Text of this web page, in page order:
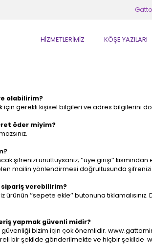
HİZMETLERİMİZ KÖŞE YAZILARI
olabilirim?
için gerekli kişisel bilgileri ve adres bilgilerini
öder miyim?
şifrenizi unuttuysanız; ‘’üye girişi’’
mailin yönlendirmesi doğrultusunda
sipariş verebilirim?
ürünün ‘’sepete ekle’’ butonuna
yapmak güvenli midir?
bizim için çok önemlidir.
bir şekilde gönderilmekte ve hiçbir şekilde